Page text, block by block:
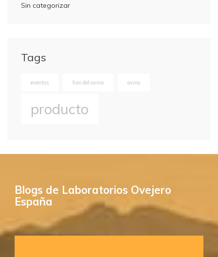
Sin categorizar
Tags
eventos foro del ovino ovino
producto
Blogs de Laboratorios Ovejero
España